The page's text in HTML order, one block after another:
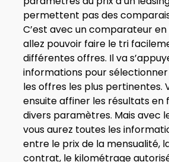
permettent pas des
C’est avec un comparateur en
allez pouvoir faire le tri
différentes offres. Il va
informations pour
les offres les plus pertinentes.
ensuite affiner les résultats en
divers paramètres. Mais avec
vous aurez toutes les
entre le prix de la mensualité,
contrat, le kilométrage